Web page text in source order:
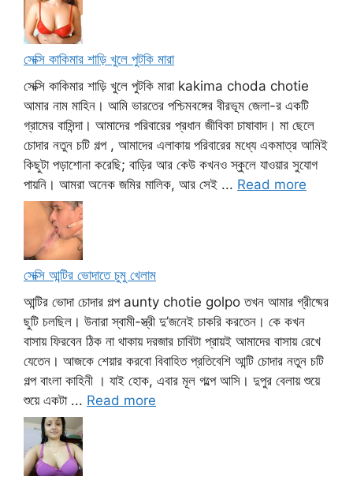
সেক্সি কাকিমার শাড়ি খুলে পুটকি মারা
সেক্সি কাকিমার শাড়ি খুলে পুটকি মারা kakima choda chotie
আমার নাম মাহিন। আমি ভারতের পশ্চিমবঙ্গের বীরভূম জেলা-র একটি
গ্রামের বাসিন্দা। আমাদের পরিবারের প্রধান জীবিকা চাষাবাদ। মা ছেলে
চোদার নতুন চটি গল্প , আমাদের এলাকায় পরিবারের মধ্যে একমাত্র আমিই
কিছুটা পড়াশোনা করেছি; বাড়ির আর কেউ কখনও স্কুলে যাওয়ার সুযোগ
পায়নি। আমরা অনেক জমির মালিক, আর সেই ... Read more
সেক্সি আন্টির ভোদাতে চুমু খেলাম
আন্টির ভোদা চোদার গল্প aunty chotie golpo তখন আমার গ্রীষ্মের
ছুটি চলছিল। উনারা স্বামী-স্ত্রী দু’জনেই চাকরি করতেন। কে কখন
বাসায় ফিরবেন ঠিক না থাকায় দরজার চাবিটা প্রায়ই আমাদের বাসায় রেখে
যেতেন। আজকে শেয়ার করবো বিবাহিত প্রতিবেশি আন্টি চোদার নতুন চটি
গল্প বাংলা কাহিনী । যাই হোক, এবার মূল গল্পে আসি। দুপুর বেলায় শুয়ে
শুয়ে একটা ... Read more